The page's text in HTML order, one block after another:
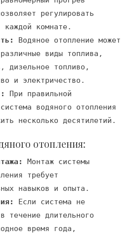
регулировать
каждой комнате.
Водяное отопление может
виды топлива,
дизельное топливо,
и электричество.
При правильной
водяного отопления
несколько десятилетий.
отопления:
Монтаж системы
требует
навыков и опыта.
Если система не
течение длительного
время года,